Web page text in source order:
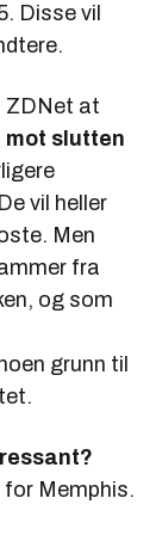
Disse vil
ZDNet at
slutten
vil heller
Men
fra
og som
grunn til
Memphis.